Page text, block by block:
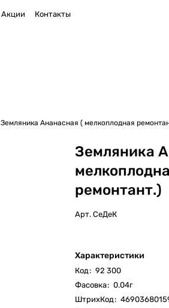
Акции Контакты
Земляника Ананасная ( мелкоплодная
Земляника
ремонтант.)
Арт. СеДеК
Характеристики
Код: 92 300
Фасовка: 0.04г
ШтрихКод: